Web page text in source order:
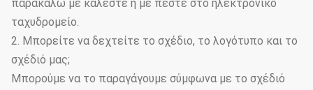
παρακαλώ με καλέστε ή με πέστε στο ηλεκτρονικό
ταχυδρομείο.
2. Μπορείτε να δεχτείτε το σχέδιο, το λογότυπο και το
σχέδιό μας;
Μπορούμε να το παραγάγουμε σύμφωνα με το σχέδιό